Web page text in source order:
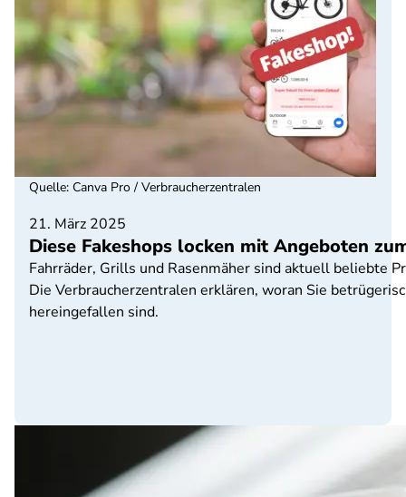
21. März 2025
Diese Fakeshops locken mit Angeboten
Fahrräder, Grills und Rasenmäher sind aktuell beliebte
Die Verbraucherzentralen erklären, woran Sie
hereingefallen sind.
Quelle: Canva Pro / Verbraucherzentralen